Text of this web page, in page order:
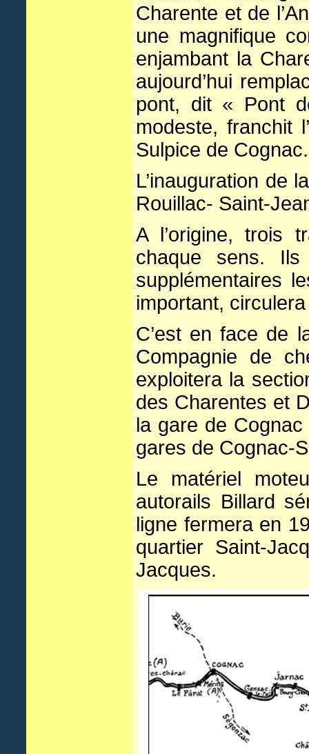
Charente et de
une magnifique
enjambant la
aujourd’hui
pont, dit « Pont
modeste, franchit
Sulpice de Cognac.
L’inauguration de
Rouillac- Saint-
A l’origine, trois
chaque sens.
supplémentaires
important,
C’est en face de
Compagnie de
exploitera la
des Charentes et
la gare de
gares de Cognac-
Le matériel
autorails Billard
ligne fermera en
quartier Saint-
Jacques.